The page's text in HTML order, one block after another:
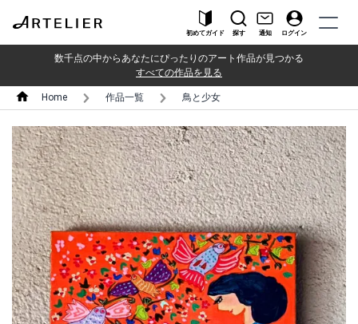
初めてガイド 探す 通知 ログイン
数千点の中からあなたにぴったりのアート作品が見つかる
すべての作品を見る
Home 作品一覧 鳥と少女